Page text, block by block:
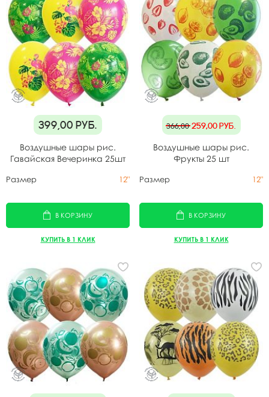
399,00 руб.
Воздушные шары рис.
Гавайская Вечеринка 25шт
Размер 12"
В КОРЗИНУ
КУПИТЬ В 1 КЛИК
366,00259,00руб.
Воздушные шары рис.
Фрукты 25 шт
Размер 12"
В КОРЗИНУ
КУПИТЬ В 1 КЛИК